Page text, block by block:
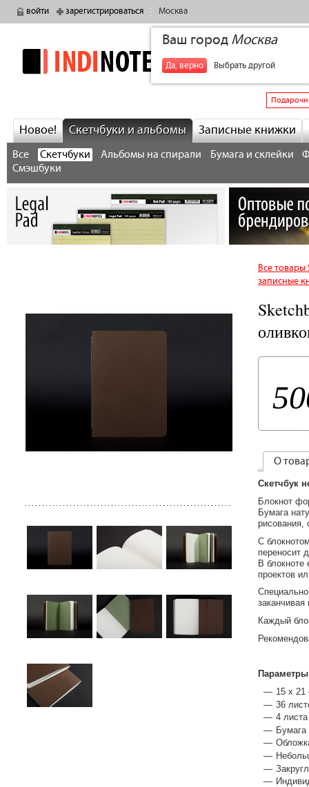
войти зарегистрироваться Москва
Ваш город Москва
Да, верно Выбрать другой
indinotes
Новое! Скетчбуки и альбомы Записные книжки
Все Скетчбуки Альбомы на спирали Бумага и склейки
Смэшбуки
Все
записные
О
Cкетчбук
Блокнот
Бумага
рисования,
С
переносит
В блокноте
проектов
Каждый
Параметры
15 x
36
4